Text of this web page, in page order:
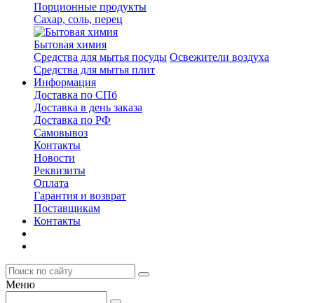
Порционные продукты
Сахар, соль, перец
Бытовая химия
Средства для мытья посуды Освежители воздуха
Средства для мытья плит
Информация
Доставка по СПб
Доставка в день заказа
Доставка по РФ
Самовывоз
Контакты
Новости
Реквизиты
Оплата
Гарантия и возврат
Поставщикам
Контакты
Меню